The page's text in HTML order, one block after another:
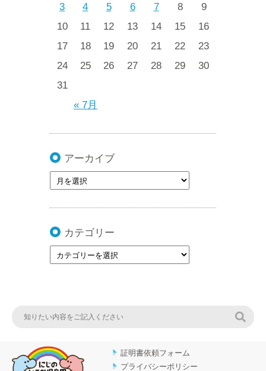
« 7月
3
4 5 6 7 8
9
10
11 12 13 14 15
16
17
18 19 20 21 22
23
24
25 26 27 28 29
30
31
アーカイブ
カテゴリー
証明書依頼フォーム
プライバシーポリシー